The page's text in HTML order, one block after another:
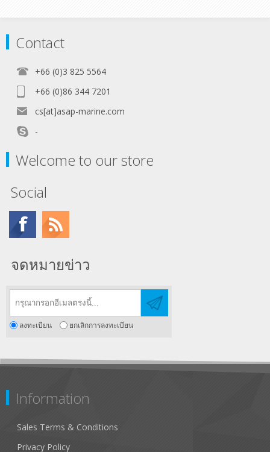
Contact
+66 (0)3 825 5564
+66 (0)86 344 7201
cs[at]asap-marine.com
-
Welcome to our store
Social
จดหมายข่าว
ลงทะเบียน ยกเลิกการลงทะเบียน
Information
Sales Terms & Conditions
Privacy Policy